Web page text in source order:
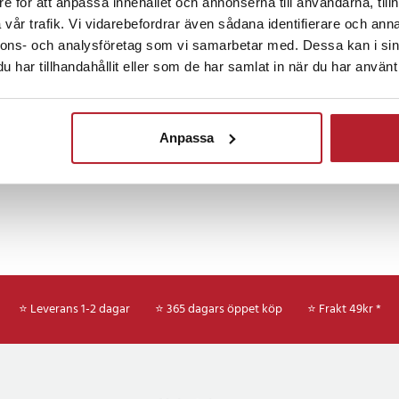
trafik. Vi vidarebefordrar även sådana identifierare och
och analysföretag som vi samarbetar med. Dessa kan i
har tillhandahållit eller som de har samlat in när du har
Anpassa
fästet ger en fast och stabil
även vid ojämn körning.
gör det enkelt att justera
vilket gör den
smartphones. En mjuk yta
får du en diskret, stabil och
Fortsätt att fynda
Mobiltillbehör Biltillbehör Bilhållare
⭐ Leverans 1-2 dagar ⭐ 365 dagars öppet köp ⭐ Frakt 49kr *